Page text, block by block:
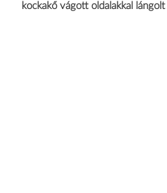
kockakő vágott oldalakkal